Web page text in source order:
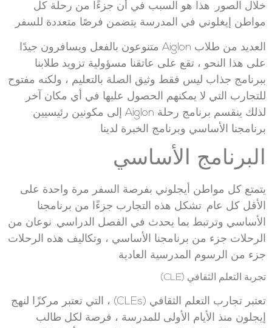
خلال الصور. هذا هو السبب في أن جزءًا من رحلة كل
مواطن إيغلوني في المدرسة يتضمن فرصًا متعددة للسفر.
العديد من طلاب Aiglon متنوعون بالفعل ويسافرون جيدًا.
على هذا النحو ، تقع على عاتقنا مسؤولية تزويد طلابنا
ببرنامج جذاب ليس فقط وثيق الصلة بالتعليم ، ولكنه مفتوح
للتجارب التي لا يمكنهم الحصول عليها في أي مكان آخر.
لذلك ينقسم برنامج رحلة Aiglon إلى مكونين رئيسيين:
برنامجنا الأساسي وبرنامج الخبرة لدينا.
البرنامج الأساسي
يتمتع كل مواطن أيجلوني بفرصة السفر مرة واحدة على
الأقل كل عام. تشكل هذه التجارب جزءًا من برنامجنا
الأساسي وترتبط بما يحدث في الفصل الدراسي. نوعان من
الرحلات جزء من برنامجنا الأساسي ، وتكاليف هذه الرحلات
جزء من الرسوم المدرسية العادية.
تجربة التعلم الثقافي (CLE)
تعتبر تجارب التعلم الثقافي (CLEs) ، التي تعتبر مركزًا لنهج
إيجلون منذ الأيام الأولى للمدرسة ، فرصة لكل طالب